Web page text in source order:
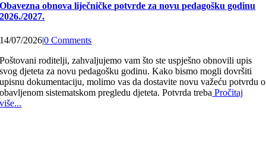
Obavezna obnova liječničke potvrde za novu pedagošku godinu
2026./2027.
14/07/2026|0 Comments
Poštovani roditelji, zahvaljujemo vam što ste uspješno obnovili upis
svog djeteta za novu pedagošku godinu. Kako bismo mogli dovršiti
upisnu dokumentaciju, molimo vas da dostavite novu važeću potvrdu o
obavljenom sistematskom pregledu djeteta. Potvrda treba Pročitaj
više...